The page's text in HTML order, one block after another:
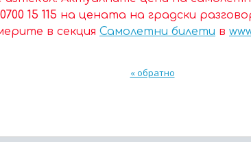
0700 15 115 на цената на градски
в секция Самолетни билети в
« обратно